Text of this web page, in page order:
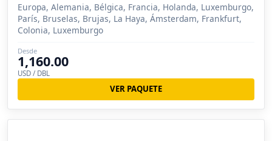
Europa, Alemania, Bélgica, Francia, Holanda, Luxemburgo,
París, Bruselas, Brujas, La Haya, Ámsterdam, Frankfurt,
Colonia, Luxemburgo
Desde
1,160.00
USD / DBL
VER PAQUETE